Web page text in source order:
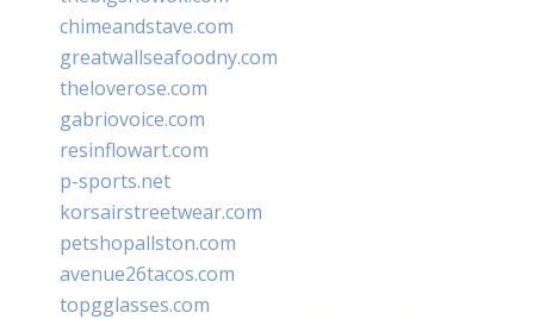
chimeandstave.com
greatwallseafoodny.com
theloverose.com
gabriovoice.com
resinflowart.com
p-sports.net
korsairstreetwear.com
petshopallston.com
avenue26tacos.com
topgglasses.com